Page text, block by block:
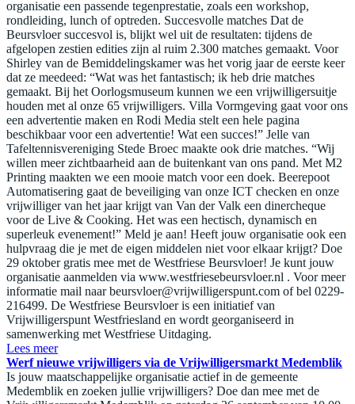
organisatie een passende tegenprestatie, zoals een workshop,
rondleiding, lunch of optreden. Succesvolle matches Dat de
Beursvloer succesvol is, blijkt wel uit de resultaten: tijdens de
afgelopen zestien edities zijn al ruim 2.300 matches gemaakt. Voor
Shirley van de Bemiddelingskamer was het vorig jaar de eerste keer
dat ze meedeed: “Wat was het fantastisch; ik heb drie matches
gemaakt. Bij het Oorlogsmuseum kunnen we een vrijwilligersuitje
houden met al onze 65 vrijwilligers. Villa Vormgeving gaat voor ons
een advertentie maken en Rodi Media stelt een hele pagina
beschikbaar voor een advertentie! Wat een succes!” Jelle van
Tafeltennisvereniging Stede Broec maakte ook drie matches. “Wij
willen meer zichtbaarheid aan de buitenkant van ons pand. Met M2
Printing maakten we een mooie match voor een doek. Beerepoot
Automatisering gaat de beveiliging van onze ICT checken en onze
vrijwilliger van het jaar krijgt van Van der Valk een dinercheque
voor de Live & Cooking. Het was een hectisch, dynamisch en
superleuk evenement!” Meld je aan! Heeft jouw organisatie ook een
hulpvraag die je met de eigen middelen niet voor elkaar krijgt? Doe
29 oktober gratis mee met de Westfriese Beursvloer! Je kunt jouw
organisatie aanmelden via www.westfriesebeursvloer.nl . Voor meer
informatie mail naarbeursvloer@vrijwilligerspunt.com of bel 0229-
216499. De Westfriese Beursvloer is een initiatief van
Vrijwilligerspunt Westfriesland en wordt georganiseerd in
samenwerking met Westfriese Uitdaging.
Lees meer
Werf nieuwe vrijwilligers via de Vrijwilligersmarkt Medemblik
Is jouw maatschappelijke organisatie actief in de gemeente
Medemblik en zoeken jullie vrijwilligers? Doe dan mee met de